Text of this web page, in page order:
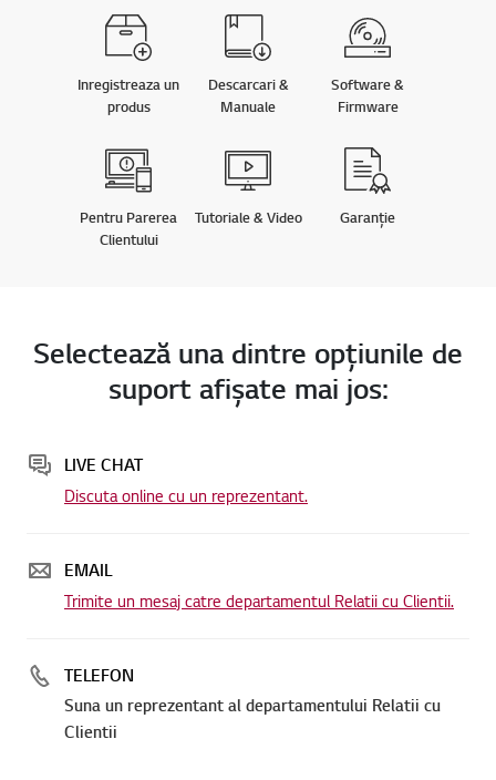
Inregistreaza un
produs
Descarcari &
Manuale
Software &
Firmware
Pentru Parerea
Clientului
Tutoriale & Video Garanție
Selectează una dintre opţiunile de
suport afişate mai jos:
LIVE CHAT
Discuta online cu un reprezentant.
EMAIL
Trimite un mesaj catre departamentul Relatii cu Clientii.
TELEFON
Suna un reprezentant al departamentului Relatii cu
Clientii